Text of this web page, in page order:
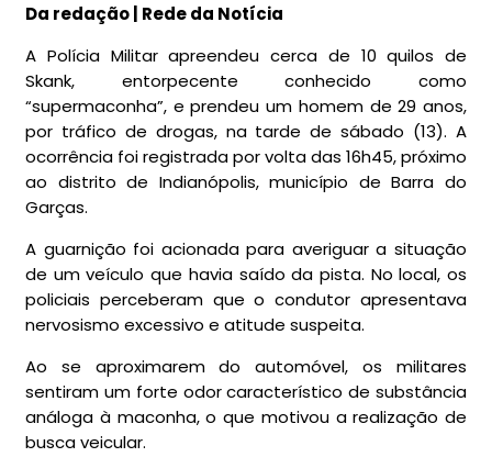
Da redação | Rede da Notícia
A Polícia Militar apreendeu cerca de 10 quilos de
Skank, entorpecente conhecido como
“supermaconha”, e prendeu um homem de 29 anos,
por tráfico de drogas, na tarde de sábado (13). A
ocorrência foi registrada por volta das 16h45, próximo
ao distrito de Indianópolis, município de Barra do
Garças.
A guarnição foi acionada para averiguar a situação
de um veículo que havia saído da pista. No local, os
policiais perceberam que o condutor apresentava
nervosismo excessivo e atitude suspeita.
Ao se aproximarem do automóvel, os militares
sentiram um forte odor característico de substância
análoga à maconha, o que motivou a realização de
busca veicular.